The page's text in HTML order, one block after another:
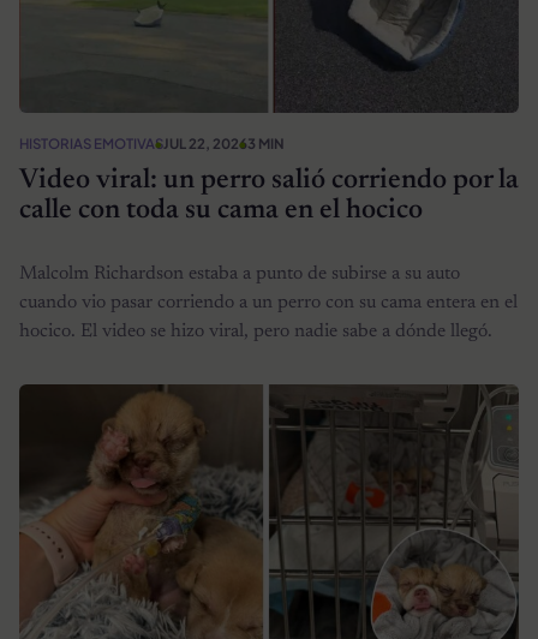
HISTORIAS EMOTIVASJUL 22, 20263 MIN
Video viral: un perro salió corriendo por la
calle con toda su cama en el hocico
Malcolm Richardson estaba a punto de subirse a su auto
cuando vio pasar corriendo a un perro con su cama entera en el
hocico. El video se hizo viral, pero nadie sabe a dónde llegó.